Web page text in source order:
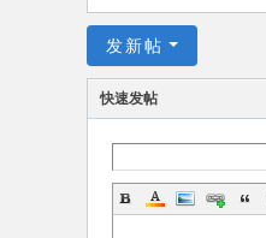
础
门
P
发新帖
快速发帖